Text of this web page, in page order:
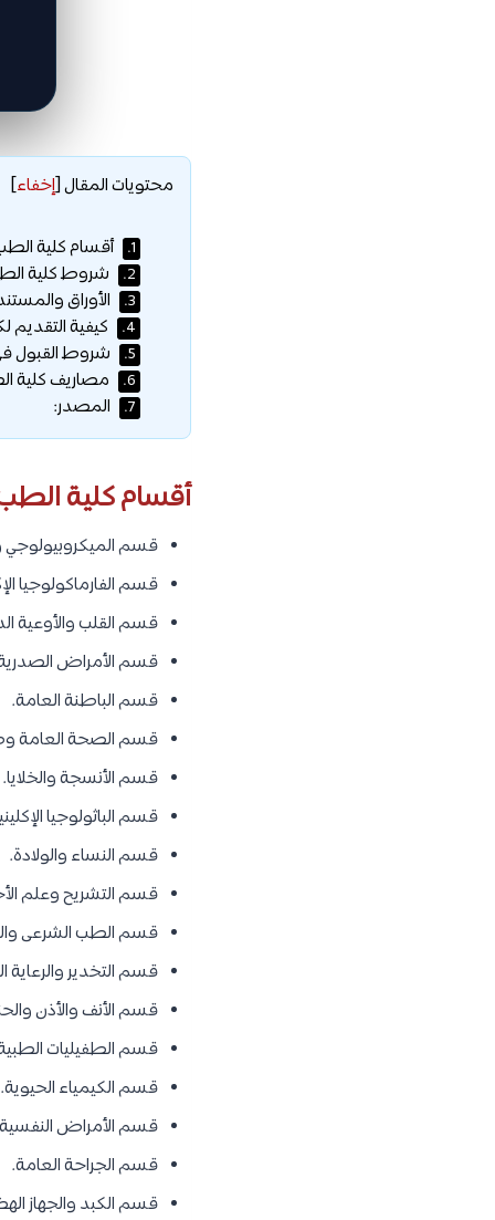
محتويات المقال[إخفاء]
1. أقسام كلية
2. شروط كلية
3. الأوراق
4. كيفية
5. شروط القبول
6. مصاريف كلية
7. المصدر:
أقسام كلية
قسم الميكروبيولوجي
قسم الفارماكولوجيا
قسم القلب والأوعية
قسم الأمراض
قسم الباطنة العامة.
قسم الصحة العامة
قسم الأنسجة والخلايا.
قسم الباثولوجيا
قسم النساء والولادة.
قسم التشريح وعلم
قسم الطب الشرعى
قسم التخدير والرعاية
قسم الأنف والأذن
قسم الطفيليات
قسم الكيمياء الحيوية.
قسم الأمراض
قسم الجراحة العامة.
قسم الكبد والجهاز